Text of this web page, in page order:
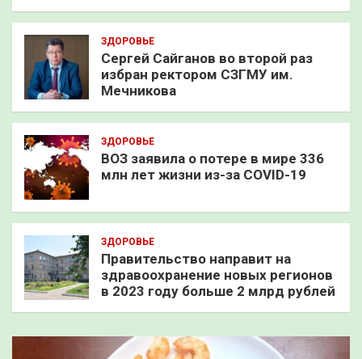
ЗДОРОВЬЕ
Сергей Сайганов во второй раз
избран ректором СЗГМУ им.
Мечникова
ЗДОРОВЬЕ
ВОЗ заявила о потере в мире 336
млн лет жизни из-за COVID-19
ЗДОРОВЬЕ
Правительство направит на
здравоохранение новых регионов
в 2023 году больше 2 млрд рублей